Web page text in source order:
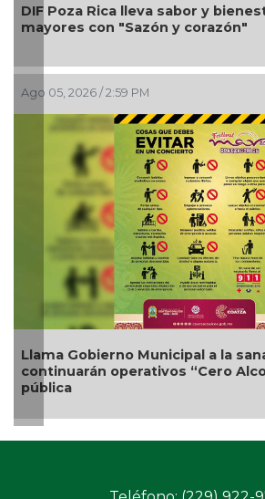
a los adultos
sana convivencia:
Alcohol” en vía
Alondra:
petición de
Nueva